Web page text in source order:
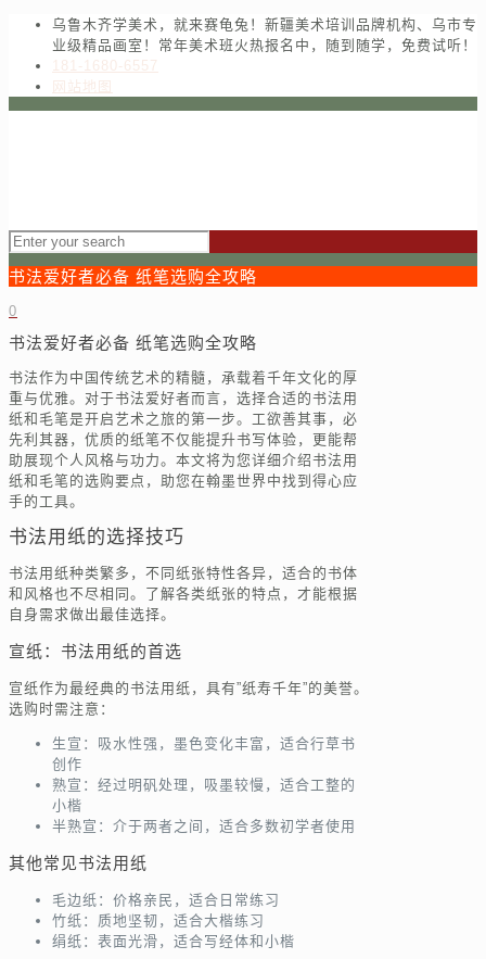
乌鲁木齐学美术，就来赛龟兔！新疆美术培训品牌机构、乌市专
业级精品画室！常年美术班火热报名中，随到随学，免费试听！
181-1680-6557
网站地图
书法爱好者必备 纸笔选购全攻略
0
书法爱好者必备 纸笔选购全攻略
书法作为中国传统艺术的精髓，承载着千年文化的厚
重与优雅。对于书法爱好者而言，选择合适的书法用
纸和毛笔是开启艺术之旅的第一步。工欲善其事，必
先利其器，优质的纸笔不仅能提升书写体验，更能帮
助展现个人风格与功力。本文将为您详细介绍书法用
纸和毛笔的选购要点，助您在翰墨世界中找到得心应
手的工具。
书法用纸的选择技巧
书法用纸种类繁多，不同纸张特性各异，适合的书体
和风格也不尽相同。了解各类纸张的特点，才能根据
自身需求做出最佳选择。
宣纸：书法用纸的首选
宣纸作为最经典的书法用纸，具有”纸寿千年”的美誉。
选购时需注意：
生宣：吸水性强，墨色变化丰富，适合行草书
创作
熟宣：经过明矾处理，吸墨较慢，适合工整的
小楷
半熟宣：介于两者之间，适合多数初学者使用
其他常见书法用纸
毛边纸：价格亲民，适合日常练习
竹纸：质地坚韧，适合大楷练习
绢纸：表面光滑，适合写经体和小楷